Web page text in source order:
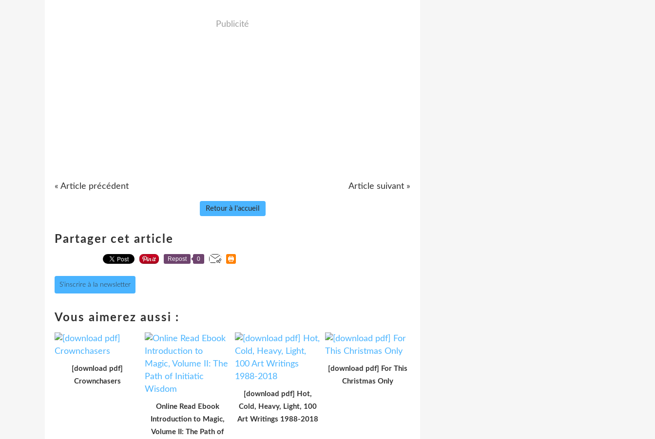
Publicité
« Article précédent Article suivant »
Retour à l'accueil
Partager cet article
Repost 0
S'inscrire à la newsletter
Vous aimerez aussi :
[download pdf]
Crownchasers
Online Read Ebook
Introduction to Magic,
Volume II: The Path of
[download pdf] Hot,
Cold, Heavy, Light, 100
Art Writings 1988-2018
[download pdf] For This
Christmas Only